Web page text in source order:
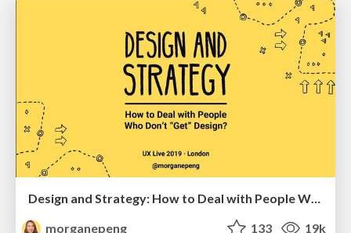
Design and Strategy: How to Deal with People Who Don’t "Get" Design
morganepeng
133 19k